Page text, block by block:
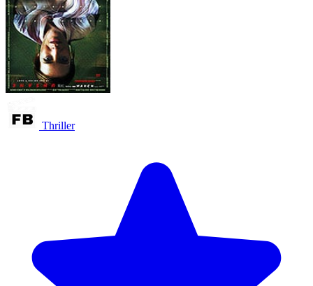
Thriller